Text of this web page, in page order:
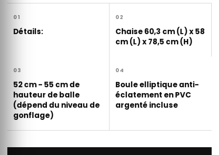
01
Détails:
02
Chaise 60,3 cm (L) x 58
cm (L) x 78,5 cm (H)
03
52 cm - 55 cm de
hauteur de balle
(dépend du niveau de
gonflage)
04
Boule elliptique anti-
éclatement en PVC
argenté incluse